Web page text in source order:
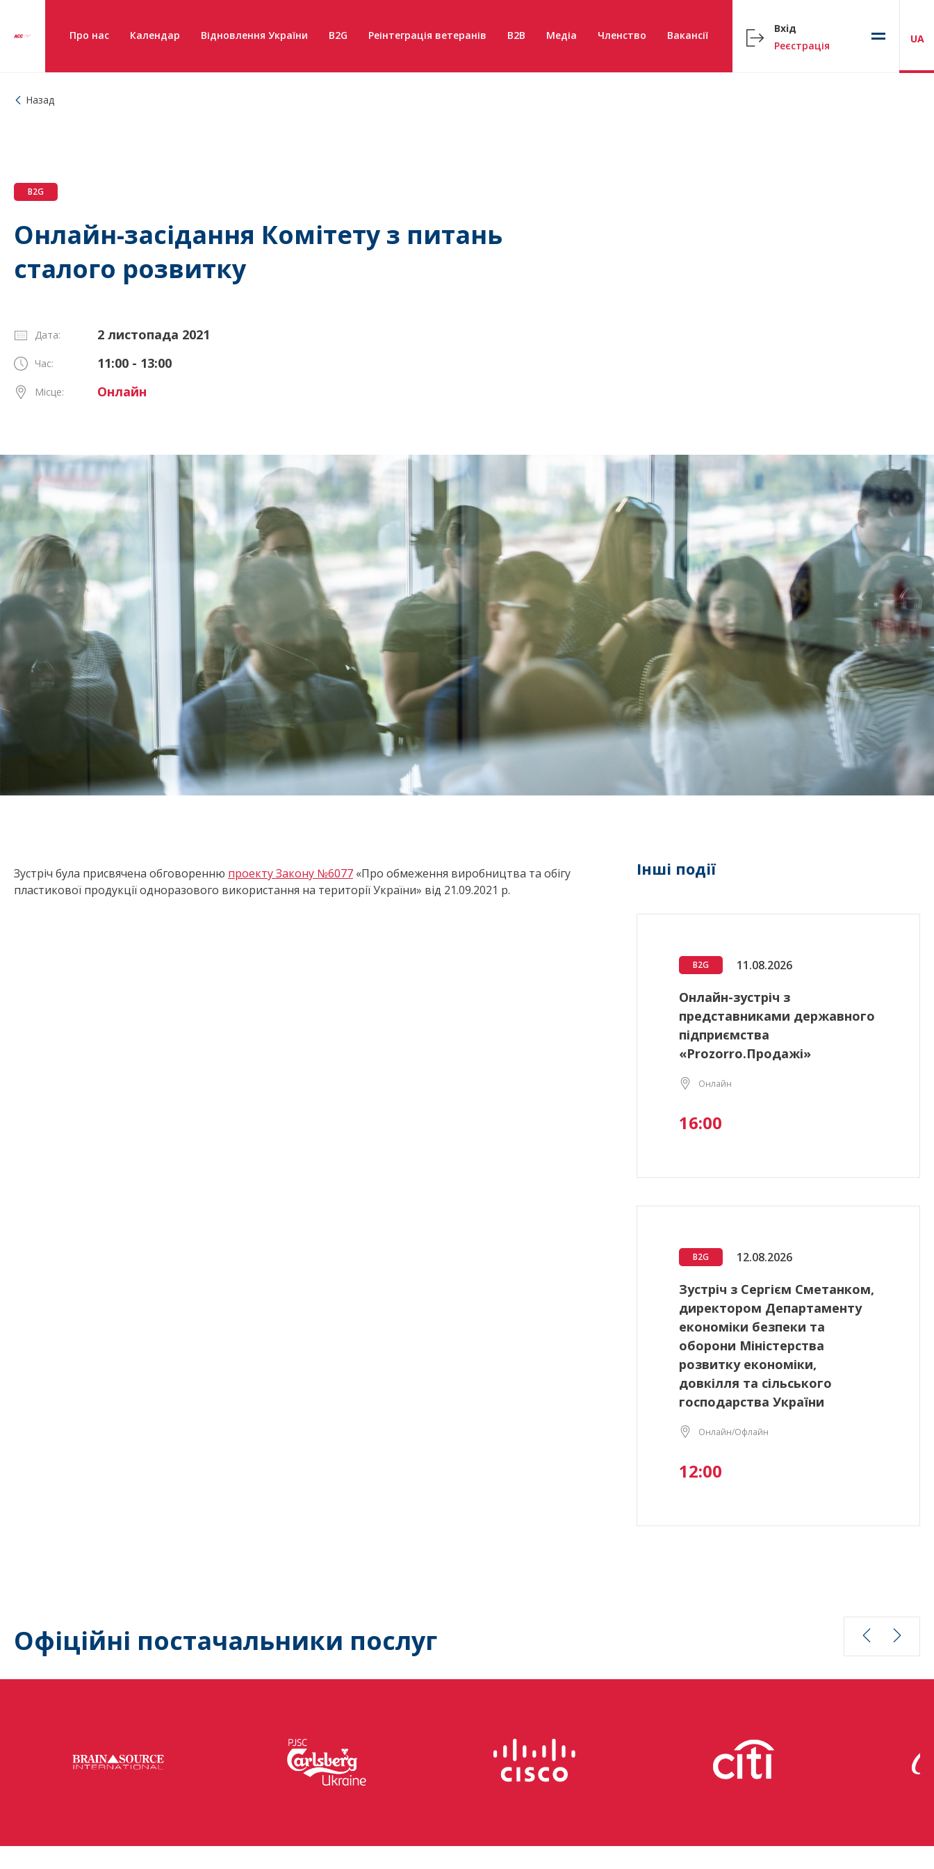
Про нас Календар Відновлення України B2G Реінтеграція ветеранів B2B Медіа Членство Вакансії
Вхід
Реєстрація
UA
Назад
B2G
Онлайн-засідання Комітету з питань
сталого розвитку
Дата: 2 листопада 2021
Час: 11:00 - 13:00
Місце: Онлайн
Зустріч була присвячена обговоренню проекту Закону №6077 «Про обмеження виробництва та обігу
пластикової продукції одноразового використання на території України» від 21.09.2021 р.
Інші події
B2G 11.08.2026
Онлайн-зустріч з
представниками державного
підприємства
«Prozorro.Продажі»
Онлайн
16:00
B2G 12.08.2026
Зустріч з Сергієм Сметанком,
директором Департаменту
економіки безпеки та
оборони Міністерства
розвитку економіки,
довкілля та сільського
господарства України
Онлайн/Офлайн
12:00
Офіційні постачальники послуг